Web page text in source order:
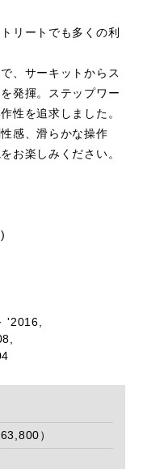
リートでも多くの利
、サーキットからス
発揮。ステップワー
性を追求しました。
感、滑らかな操作
お楽しみください。
'2016,
）